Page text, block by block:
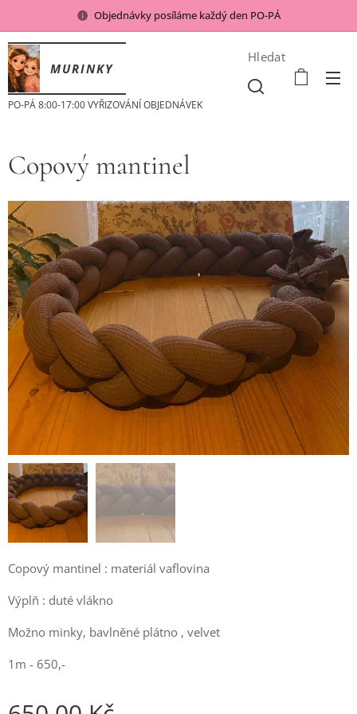
Objednávky posíláme každý den PO-PÁ
MURINKY
PO-PÁ 8:00-17:00 VYŘIZOVÁNÍ OBJEDNÁVEK
Hledat
Copový mantinel
Copový mantinel : materiál vaflovina
Výplň : duté vlákno
Možno minky, bavlněné plátno , velvet
1m - 650,-